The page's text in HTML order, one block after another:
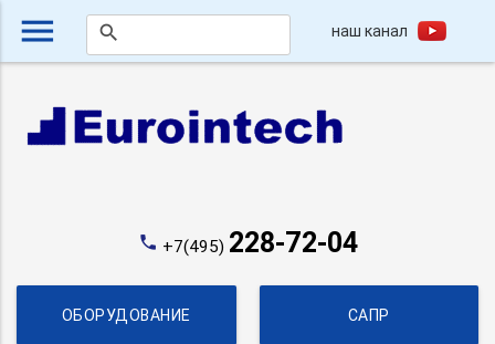
menu search наш канал
phone +7(495) 228-72-04
ОБОРУДОВАНИЕ САПР